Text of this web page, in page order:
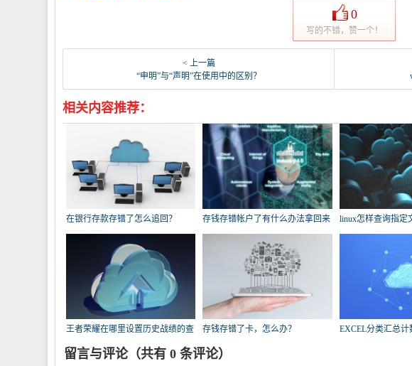
0
写的不错，赞一个！
< 上一篇
“申明”与“声明”在使用中的区别？
相关内容推荐：
在银行存款存错了怎么追回？
存钱存错帐户了有什么办法拿回来
linux怎样查询指定
王者荣耀在哪里设置历史战绩的查
询权限？
存钱存错了卡，怎么办？
EXCEL分类汇总
留言与评论（共有 0 条评论）